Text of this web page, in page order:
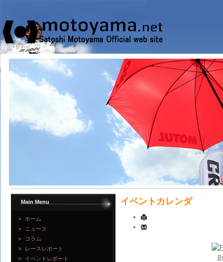
Main Menu
ホーム
ニュース
コラム
レースレポート
イベントレポート
イベントカレンダ